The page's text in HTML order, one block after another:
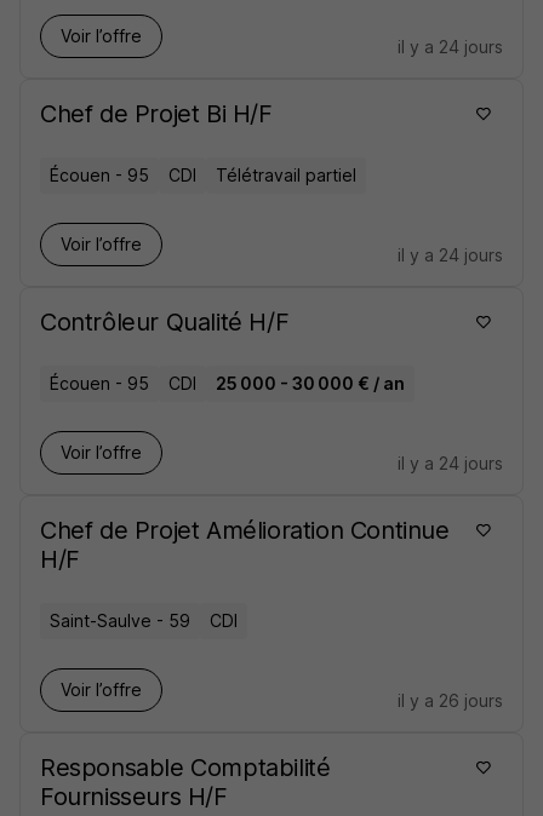
Voir l’offre
il y a 24 jours
Chef de Projet Bi H/F
Écouen - 95 CDI Télétravail partiel
Voir l’offre
il y a 24 jours
Contrôleur Qualité H/F
Écouen - 95 CDI 25 000 - 30 000 € / an
Voir l’offre
il y a 24 jours
Chef de Projet Amélioration Continue
H/F
Saint-Saulve - 59 CDI
Voir l’offre
il y a 26 jours
Responsable Comptabilité
Fournisseurs H/F